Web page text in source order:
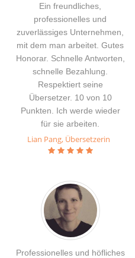
Ein freundliches,
professionelles und
zuverlässiges Unternehmen,
mit dem man arbeitet. Gutes
Honorar. Schnelle Antworten,
schnelle Bezahlung.
Respektiert seine
Übersetzer. 10 von 10
Punkten. Ich werde wieder
für sie arbeiten.
Lian Pang, Übersetzerin
Professionelles und höfliches